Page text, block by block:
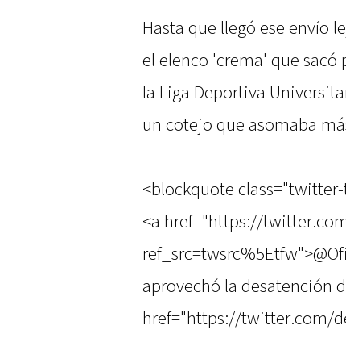
Hasta que llegó ese envío
el elenco 'crema' que sacó
la Liga Deportiva
un cotejo que asomaba
<blockquote
<a href="https://
aprovechó la desatención
href="https://twitter.com/